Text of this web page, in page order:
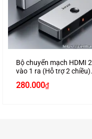
Bộ chuyển mạch HDMI 2
vào 1 ra (Hỗ trợ 2 chiều)
cao cấp
280.000₫